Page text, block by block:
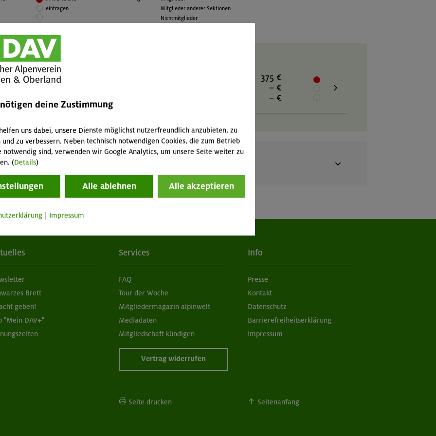
gemacht und möchtest nun alles Gelernte
noch einmal wiederholen, vertiefen und
Fortgeschrittene genau das Richtige.
Alpinkletterkurs für Einsteiger, Trittsicherheit
eintragen
Mitglieder anderer Sektionen
Nichtmitglieder
375 €
– €
– €
30.08.-02.09.25
Brett
geben!
"Mein DAV+"
Services
FAQ
Tour der Woche
Mitgliedermagazin alpinwelt
Mediadaten
Mitgliedschaft kündigen
Vertrag widerrufen
Info
Presse
Kontakt
Datenschutz
Barrierefreiheitserklärung
Impressum
Seite drucken Seitenanfang
deine Zustimmung
uns dabei, unsere Dienste möglichst nutzerfreundlich anzubieten, zu
und zu verbessern. Neben technisch notwendigen Cookies, die zum Betrieb
notwendig sind, verwenden wir Google Analytics, um unsere Seite weiter zu
(Details)
Alle ablehnen Alle akzeptieren
| Impressum